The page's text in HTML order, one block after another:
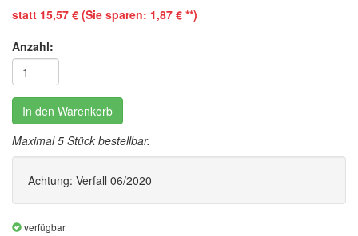
statt 15,57 € (Sie sparen: 1,87 € **)
Anzahl:
In den Warenkorb
Maximal 5 Stück bestellbar.
Achtung: Verfall 06/2020
verfügbar